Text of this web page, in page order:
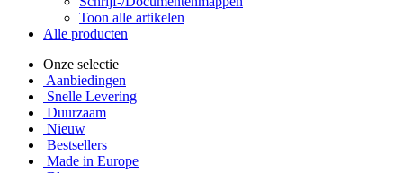
Toon alle artikelen
Alle producten
Onze selectie
Aanbiedingen
Snelle Levering
Duurzaam
Nieuw
Bestsellers
Made in Europe